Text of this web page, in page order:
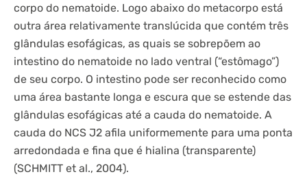
corpo do nematoide. Logo abaixo do metacorpo está
outra área relativamente translúcida que contém três
glândulas esofágicas, as quais se sobrepõem ao
intestino do nematoide no lado ventral (“estômago”)
de seu corpo. O intestino pode ser reconhecido como
uma área bastante longa e escura que se estende das
glândulas esofágicas até a cauda do nematoide. A
cauda do NCS J2 afila uniformemente para uma ponta
arredondada e fina que é hialina (transparente)
(SCHMITT et al., 2004).